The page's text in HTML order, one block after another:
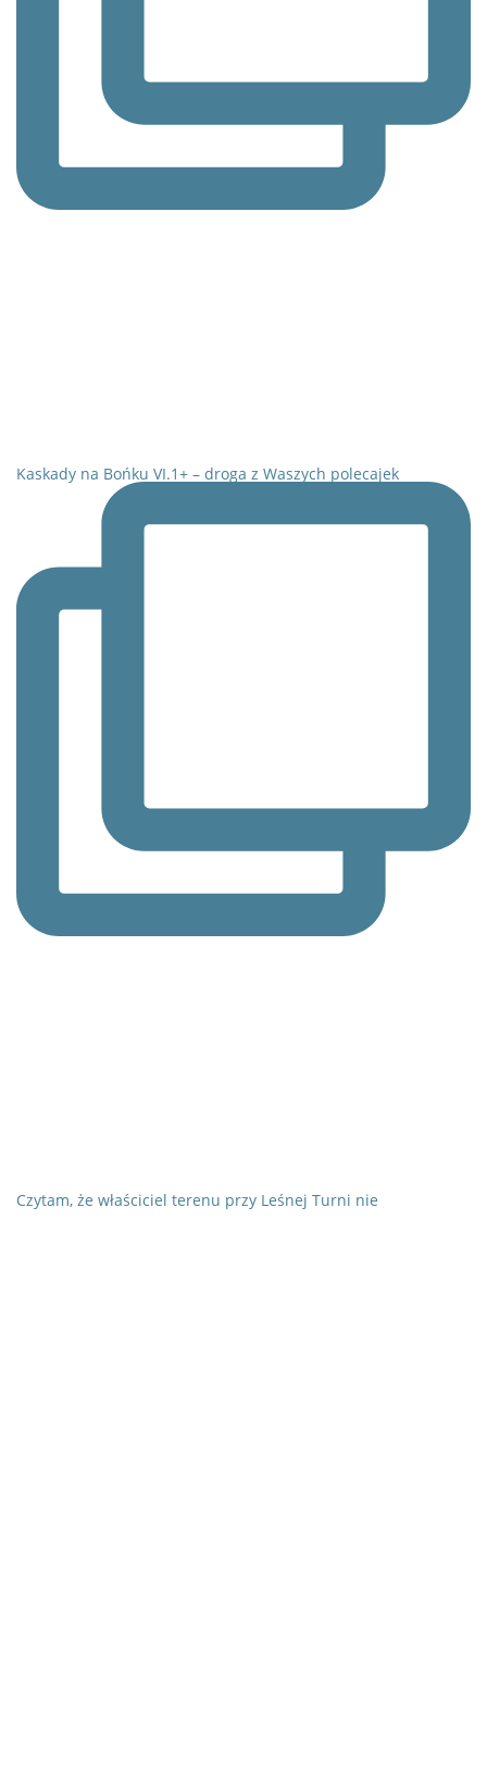
Kaskady na Bońku VI.1+ – droga z Waszych polecajek
Czytam, że właściciel terenu przy Leśnej Turni nie